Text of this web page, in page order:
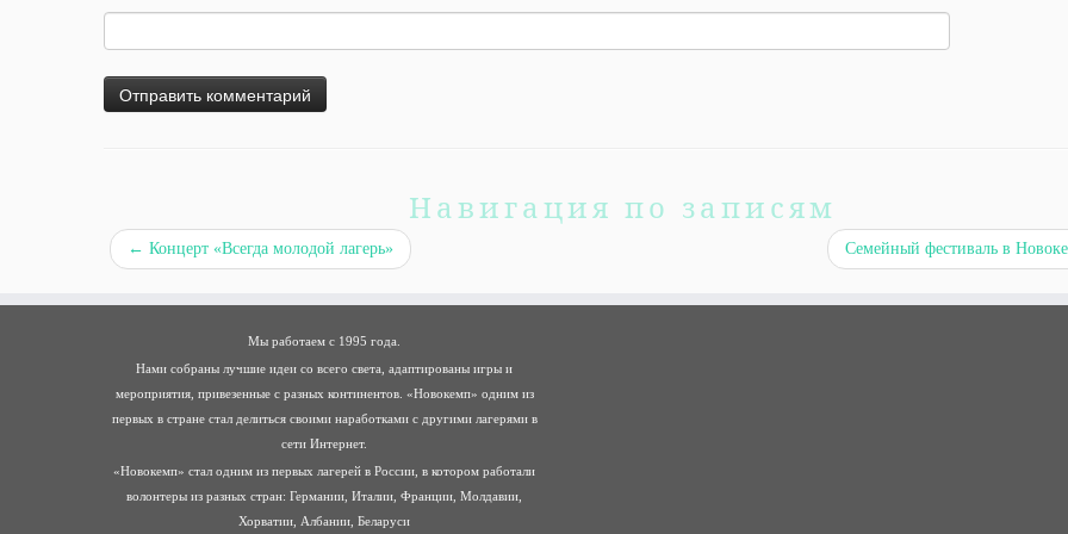
Навигация по записям
← Концерт «Всегда молодой лагерь» Семейный фестиваль в
Мы работаем с 1995 года.
Нами собраны лучшие идеи со всего света, адаптированы игры и
мероприятия, привезенные с разных континентов. «Новокемп» одним из
первых в стране стал делиться своими наработками с другими лагерями в
сети Интернет.
«Новокемп» стал одним из первых лагерей в России, в котором работали
волонтеры из разных стран: Германии, Италии, Франции, Молдавии,
Хорватии, Албании, Беларуси